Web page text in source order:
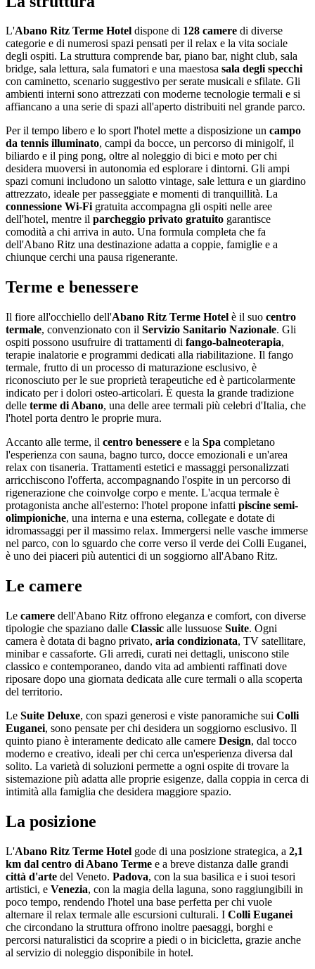
L'Abano Ritz Terme Hotel dispone di 128 camere di diverse
categorie e di numerosi spazi pensati per il relax e la vita sociale
degli ospiti. La struttura comprende bar, piano bar, night club, sala
bridge, sala lettura, sala fumatori e una maestosa sala degli specchi
con caminetto, scenario suggestivo per serate musicali e sfilate. Gli
ambienti interni sono attrezzati con moderne tecnologie termali e si
affiancano a una serie di spazi all'aperto distribuiti nel grande parco.
Per il tempo libero e lo sport l'hotel mette a disposizione un campo
da tennis illuminato, campi da bocce, un percorso di minigolf, il
biliardo e il ping pong, oltre al noleggio di bici e moto per chi
desidera muoversi in autonomia ed esplorare i dintorni. Gli ampi
spazi comuni includono un salotto vintage, sale lettura e un giardino
attrezzato, ideale per passeggiate e momenti di tranquillità. La
connessione Wi-Figratuita accompagna gli ospiti nelle aree
dell'hotel, mentre il parcheggio privato gratuito garantisce
comodità a chi arriva in auto. Una formula completa che fa
dell'Abano Ritz una destinazione adatta a coppie, famiglie e a
chiunque cerchi una pausa rigenerante.
Terme e benessere
Il fiore all'occhiello dell'Abano Ritz Terme Hotel è il suo centro
termale, convenzionato con il Servizio Sanitario Nazionale. Gli
ospiti possono usufruire di trattamenti di fango-balneoterapia,
terapie inalatorie e programmi dedicati alla riabilitazione. Il fango
termale, frutto di un processo di maturazione esclusivo, è
riconosciuto per le sue proprietà terapeutiche ed è particolarmente
indicato per i dolori osteo-articolari. È questa la grande tradizione
delle terme di Abano, una delle aree termali più celebri d'Italia, che
l'hotel porta dentro le proprie mura.
Accanto alle terme, il centro benessere e la Spa completano
l'esperienza con sauna, bagno turco, docce emozionali e un'area
relax con tisaneria. Trattamenti estetici e massaggi personalizzati
arricchiscono l'offerta, accompagnando l'ospite in un percorso di
rigenerazione che coinvolge corpo e mente. L'acqua termale è
protagonista anche all'esterno: l'hotel propone infatti piscine semi-
olimpioniche, una interna e una esterna, collegate e dotate di
idromassaggi per il massimo relax. Immergersi nelle vasche immerse
nel parco, con lo sguardo che corre verso il verde dei Colli Euganei,
è uno dei piaceri più autentici di un soggiorno all'Abano Ritz.
Le camere
Le camere dell'Abano Ritz offrono eleganza e comfort, con diverse
tipologie che spaziano dalle Classic alle lussuose Suite. Ogni
camera è dotata di bagno privato, aria condizionata, TV satellitare,
minibar e cassaforte. Gli arredi, curati nei dettagli, uniscono stile
classico e contemporaneo, dando vita ad ambienti raffinati dove
riposare dopo una giornata dedicata alle cure termali o alla scoperta
del territorio.
Le Suite Deluxe, con spazi generosi e viste panoramiche sui Colli
Euganei, sono pensate per chi desidera un soggiorno esclusivo. Il
quinto piano è interamente dedicato alle camere Design, dal tocco
moderno e creativo, ideali per chi cerca un'esperienza diversa dal
solito. La varietà di soluzioni permette a ogni ospite di trovare la
sistemazione più adatta alle proprie esigenze, dalla coppia in cerca di
intimità alla famiglia che desidera maggiore spazio.
La posizione
L'Abano Ritz Terme Hotel gode di una posizione strategica, a 2,1
km dal centro di Abano Terme e a breve distanza dalle grandi
città d'arte del Veneto. Padova, con la sua basilica e i suoi tesori
artistici, e Venezia, con la magia della laguna, sono raggiungibili in
poco tempo, rendendo l'hotel una base perfetta per chi vuole
alternare il relax termale alle escursioni culturali. I Colli Euganei
che circondano la struttura offrono inoltre paesaggi, borghi e
percorsi naturalistici da scoprire a piedi o in bicicletta, grazie anche
al servizio di noleggio disponibile in hotel.